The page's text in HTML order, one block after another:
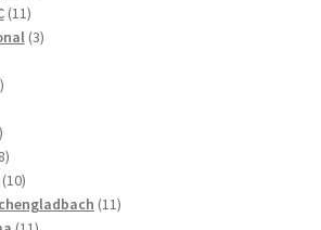
1111
produkter
33
produkter
18
produkter
1010
produkter
1111